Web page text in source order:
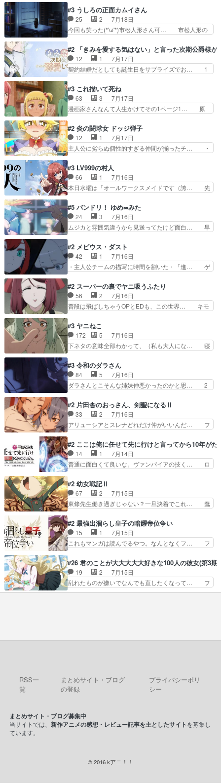
お互いの誤解が解けてよかっ… 円盤購入を検討し
始めるくらい最高だったな… 1人のjkとして普通
に生きたいのにそれを…
の講談から始まり途中も実写演出入った… 相変わ
らずコミカルなKAMAKURA良く… 動画検査させ
ていただきました！待ちに待っ… 1期目の導入も
だけれどもぉ2期目の導入も… 観てたらいつの間
党、Bパートでは庇番衆。… 故郷は遠きにありて
思ふものそれは時行の鎌… というただの日常回か
と思いきや、そこから…
#3 うしろの正面カムイさん
25 2
7月18日
今回も笑った(*'ω'*)市松人形さん可… 市松人形の
の仕事を思わせるケレン味作画… あいかわらず杉
田さんのアドリブっぽいなに… ギャグもいいし作
画も綺麗このシーンは原作… 呪いの人形は仲間に
なるの怪奇組とのネタ被… 呪いの人形、人形相手
のテンポの良さが光… 呪いの人形ドジっ子すぎる
しかも仲間になる… 呪いの人形がビビっとるぞ。
今回あんまりエ…
#2 「きみを愛する気はない」と言った次期公爵様が
12 1
7月17日
契約結婚だとしても誕生日をサプライズでお… 1
いろあったんだな。奥様の心が彼の心を… 政略結
婚による妬みから色んな嫌がらせを受… 【今夜の
アニメAは…】前向き没落令嬢×こ… マウントに
気付かない素直な主人公大丈夫か… もうユリウス
それでいいのか？と思わない… 貴族は階級社会で
大変だ。や、やはり同性に… 第２話をU-NEXTで
視聴しました。視聴…
#3 これ描いて死ね
63 3
7月17日
漫画家さんなんて人生かけてその1ページ1… 原
きで真っ直ぐな主人公と、拗らせに拗ら… にて、
落語部長役で出演させていただきまし… すげえお
もしろかった。アバンの諸星大二郎… ◤￣￣￣￣
￣￣￣￣￣￣￣￣￣￣名場面アイ… メンバーと部
んなジャンル描いてどんどん… 春の南東の空のお
とめ座付近明るい星は20… 明るい現役の青春と
暗い過去の情念とが良い…
#2 炎の闘球女 ドッジ弾子
12 1
7月17日
主人公に劣らぬ個性的すぎる仲間が揃ったチ… ・
登場!因縁のライバル!善の立ち位置で… しょーも
な…こんなもん真面目に見たらバカ… 宿命のライ
バルの襲撃に始まり、燃えるシチ… 早くもライバ
ルチーム。敵もなかなかに個性… があると思った
部も登場し、魅力的なキ… やはり強敵に勝つには
特訓だよ。平仮名で呼… ライバル登場から特訓ま
で異常なテンポと異…
#3 LV999の村人
66 1
7月16日
本日水曜は「オールワークスメイドです（誇… 先
22:59まで！✦キャストサイン入り… 人族と魔族
の融合を目指す浩二…目指すもの… アリスとメノ
ウの話から魔王軍の大規模な宣… 鏡から「アリ
ス、共存の道はやっぱ険しいぜ… 鏡とソフトクリ
浩二の揺るがない信念に思… 鏡さん、活躍する度
に好感度爆上がりですね… ケンタウロス族面白か
ったですね♪タカコち…
#5 バンドリ！ ゆめ∞みた
24 3
7月16日
ムジカと雰囲気違うから見送ってたけど面白… 早
れが偶然イベント会場に居合わせてしま… ビオラ
こいつほんま……残りの2人はビオラ… 見てて興
奮と息苦しさを同時に感じさせるビ… ビオラちゃ
んのお陰であられちゃんと律ちゃ… ・日本語特有
に今期一の悪役がいたとは。… 友達との会話でフ
ェアリィブゥケのイベント… ・ビオラはあられを
見つけて悪だくみを策略…
#2 メビウス・ダスト
42 1
7月16日
・主人公チームの描写に時間を割いた・「進… ゲ
主人公の強火古参ファン出てきたけど何… 勝利に
浮かれる面々の中、アラキは自分の能… ラムスは
隕石で負傷した体の部位を補修した… 次のゲーム
での対決のエピソード。そうなっ… ポリスホッパ
はない3話も大差なかったら… うーん…キャラが
どんどん出てくるが紹介が… お話が平坦なのよ
ね。なんかこう内輪だけで…
#2 スーパーの裏でヤニ吸うふたり
56 2
7月16日
普段は飛ばしちゃうOPとEDも、この世界… キモ
にヒロイン（山田/田山）のアンニュ… こんどは
そっちが機嫌わる。永遠に気づかん… 昨日は寝落
ちしてしまったので都合の良い女… 新卒で泣かせ
て怒られたり煙草の匂いにがっ… 2人(1人)と近づ
木"だwwこんな分か… あれだけ怒り心頭の花嫁ア
ニメだっただけに… ドキっとするし、好きになっ
ちゃうここの田…
#3 ヤニねこ
172 5
7月16日
下ネタの意味全部わかって、（私も大人にな… 寝
終わってるけど猫だから運動能力高いの… 相変わ
らずひたすらに汚くて下品なエピソー… 最初の職
場をやめて、どうしようもなくふさ… 今回はカン
サイとアルちゃんが登場しました… 寝る前に「ヤ
サッカーで悩殺、大家は獣人… この前会社の後輩
が電子タバコだったのにコ… …マジかよ…酒出て
きたやん…飲み方が奴に…
#3 令和のダラさん
84 5
7月16日
ダラさんとこそんな姉妹仲悪かったのかと思… 2
と薫がいつものようにダラさんのもと訪… あのユ
ーチューバー死んじゃったの？ ダラ… 面白くて
ガッツリ見てしまってたw（３話分… 伝承（過
去）パートを小出しにしてくるの地… 姉巫女の嫉
はどうなったのかな？今のダラ… ビオランテとな
んかガンガルぽい…ていうか… このホラーコメデ
ィ、だんだんとダラさんが…
#2 片田舎のおっさん、剣聖になるⅡ
33 2
7月16日
アリューシアとスレナどれだけ仲がいいんだ… フ
の評価は高いが、ボク的には1期に引き… 女性と
握手するのにやたら警戒するおっさん… 魔術師学
院についての更なる深掘り、硬くな… ミュイが頑
張ってるんだよ。フィスも成長し… ・アリューシ
チを綺麗にし…⑭漸くシンデ… ①フィッセルの過
酷な走り込み修行に…②唯… ミュイの出自からい
じめらるんじゃないかと…
#2 ここは俺に任せて先に行けと言ってから10年が
14 1
7月14日
普通に面白くて良いな。ヴァンパイアの技く… ロ
な展開がなくて楽しく見れた仲間もラッ… 宮咲あ
かり(@miyazakiakari… はいはい、俺つえー。こ
いつがヒロインか？ 全てにおいて平均点を割らな
いお話が動き出… 今後魔神王以上の敵がやって来
の秘密も知… 「ここは俺に任せて先に行けと言っ
てから１… 助けを求めないなら勝手に助ければい
い獣人…
#2 幼女戦記Ⅱ
67 2
7月15日
東條先生働き過ぎじゃない？一旦決着でこれ… 蠢
小説より好きだ。漫画の方が話は分かり… 頭の中
で話を完全にかみ砕いてる自信が無い… 四面楚歌
な帝国軍は戦争の仕方が上手すぎる… •なんで、
ナイフで戦闘機が？？？•コメン… 面白かったけ
の諸君へ！我々は、リベラ… 大体戦わせる理由に
コレを持ち込むから頭ご… EDブンブンの中野さ
んやん！爆音で聞いた…
#2 最強出涸らし皇子の暗躍帝位争い
15 1
7月15日
これもマンガは読んでるやつ。なんとなくフ… フ
バーの仮面を外したアルを見たフィーネ… 第２話
にして早くもたいくつ。聡明な女性だ… 面白くな
ってきたわね。やはり女が自立して… 兄貴の過去
と女の子気になるキノコ頭の三馬… 店主「若い男
#26 君のことが大大大大大好きな100人の彼女(第3期)
19 2
7月15日
乱れたものが嫌いでなんでも直したくなって… フ
ァンの方には申し訳ないけど、知与メイン… 前半
RSS一
覧
まとめサイト・ブログ
の登録
プライバシーポリ
シー
まとめサイト・ブログ募集中
当サイトでは、 新作アニメの感想・レビュー記事を主としたサイトを募集し
ています。
© 2016 kアニ！！